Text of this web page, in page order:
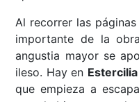
Al recorrer las
importante de la
angustia mayor se
ileso. Hay en
que empieza a